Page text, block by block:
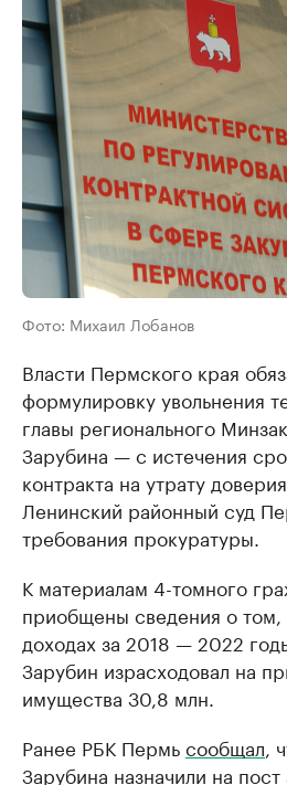
Фото: Михаил Лобанов
Власти Пермского края
формулировку увольнения
главы регионального
Зарубина — с истечения
контракта на утрату
Ленинский районный суд
требования прокуратуры.
К материалам 4-томного
приобщены сведения о
доходах за 2018 — 2022
Зарубин израсходовал на
имущества 30,8 млн.
Ранее РБК Пермьсообщал ,
Зарубина назначили на пост